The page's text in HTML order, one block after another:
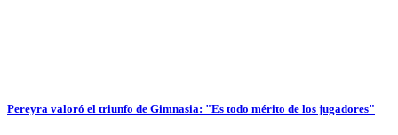
Pereyra valoró el triunfo de Gimnasia: "Es todo mérito de los jugadores"